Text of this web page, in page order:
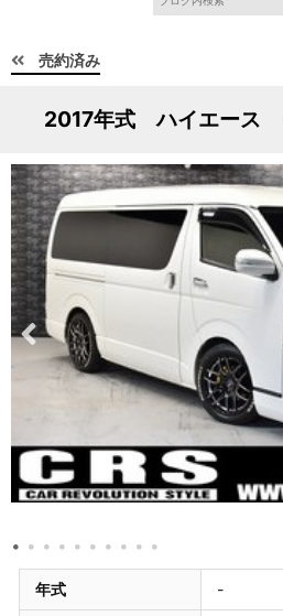
売約済み
2017年式 ハイエース
年式 -